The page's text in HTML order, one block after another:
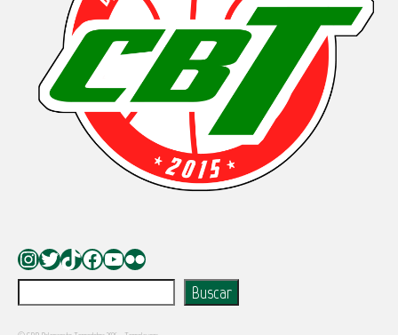
Instagram
Twitter
TikTokFacebook
YouTube
Flickr
Buscar Buscar